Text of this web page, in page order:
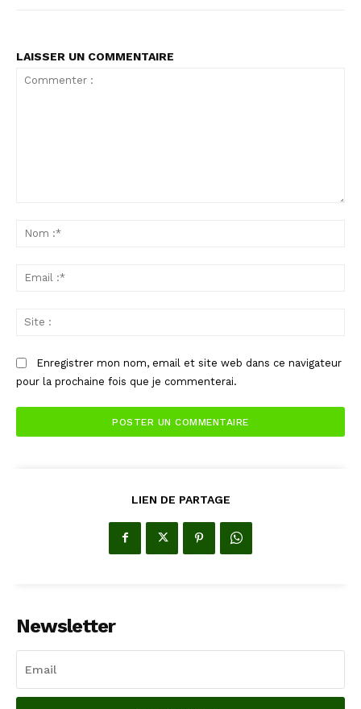
LAISSER UN COMMENTAIRE
Enregistrer mon nom, email et site web dans ce navigateur
pour la prochaine fois que je commenterai.
LIEN DE PARTAGE
Newsletter